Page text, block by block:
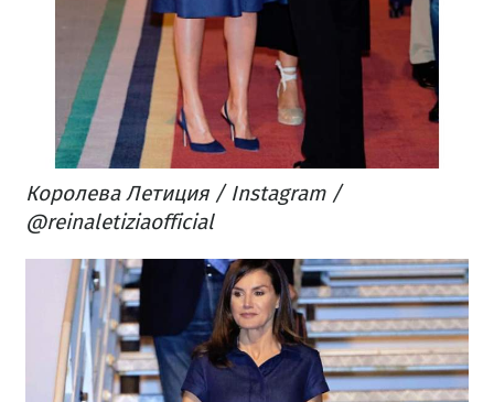
Королева Летиция / Instagram /
@reinaletiziaofficial